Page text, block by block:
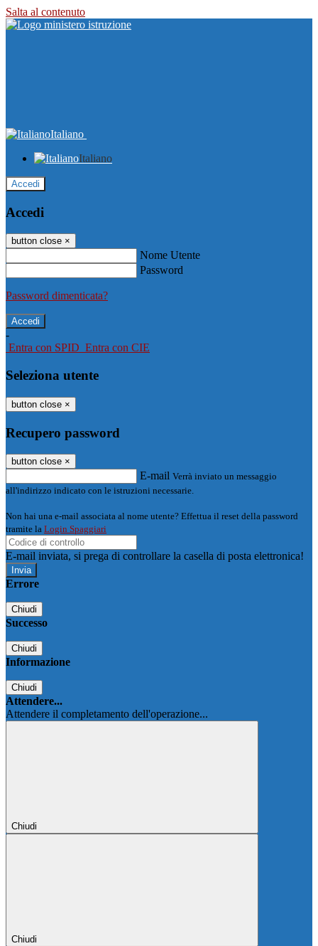
Salta al contenuto
Italiano
Italiano
Accedi
Accedi
button close ×
Nome Utente
Password
Password dimenticata?
-
Entra con SPID Entra con CIE
Seleziona utente
button close ×
Recupero password
button close ×
E-mail Verrà inviato un messaggio
all'indirizzo indicato con le istruzioni necessarie.
Non hai una e-mail associata al nome utente? Effettua il reset della password
tramite la Login Spaggiari
E-mail inviata, si prega di controllare la casella di posta elettronica!
Errore
Chiudi
Successo
Chiudi
Informazione
Chiudi
Attendere...
Attendere il completamento dell'operazione...
Chiudi
Chiudi